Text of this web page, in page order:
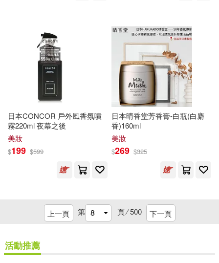
陳敬堂(8)
雨久花(8) 青木由香(8)
香尹(8)
（明）周嘉胄(8)
ﾛﾘｶﾜこれくしょん(8)
Muzikland(7) SEXAgent(7)
sukumizu.tv(7)
中國科學技術出版社(17)
北京師範大學出版社(17)
北方婦女兒童出版社(17)
大連理工大學出版社(17)
日日幸福(17)
日本CONCOR 戶外風香氛噴
霧220ml 夜幕之後
美妝
$199 $599
日本晴香堂芳香膏-白瓶(白麝
香)160ml
美妝
$269 $325
上一頁 第 頁 ⁄500 下一頁
活動推薦